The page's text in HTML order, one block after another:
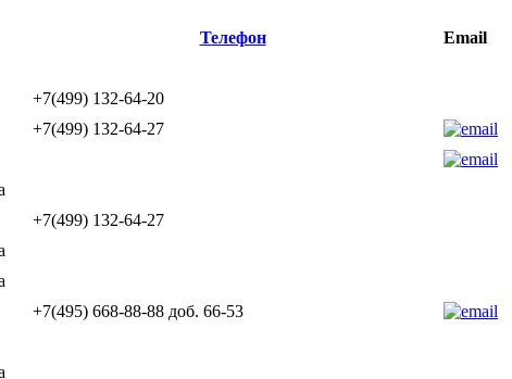
Телефон
Email
+7(499) 132-64-20
+7(499) 132-64-27
+7(499) 132-64-27
+7(495) 668-88-88 доб. 66-53